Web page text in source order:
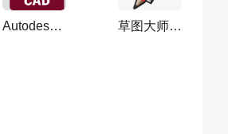
Autodesk AutoCAD 2023【CAD2023破解补丁版】中文激活版 草图大师2022【Sketchup 2022安装教程】中文破解版